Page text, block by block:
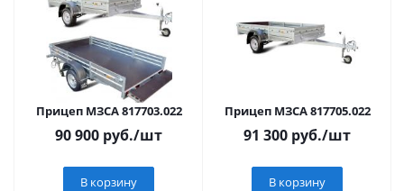
Прицеп МЗСА 817703.022
90 900 руб./шт
В корзину
Прицеп МЗСА 817705.022
91 300 руб./шт
В корзину